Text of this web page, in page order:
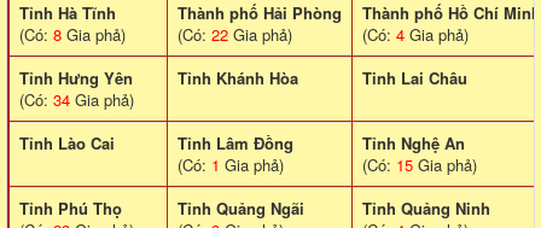
Tỉnh Hà Tĩnh
(Có: 8 Gia phả)
Thành phố Hải Phòng
(Có: 22 Gia phả)
Thành phố Hồ Chí Minh
(Có: 4 Gia phả)
Tỉnh Hưng Yên
(Có: 34 Gia phả)
Tỉnh Khánh Hòa Tinh Lai Châu
Tỉnh Lào Cai
Tỉnh Lâm Đồng
(Có: 1 Gia phả)
Tỉnh Nghệ An
(Có: 15 Gia phả)
Tỉnh Phú Thọ
Tỉnh Quảng Ngãi
Tỉnh Quảng Ninh